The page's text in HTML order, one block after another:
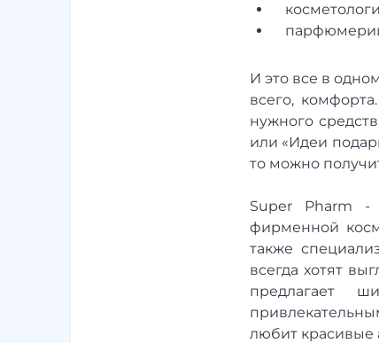
И это все в
всего,
нужного
или «Идеи
то можно
Super Pharm -
фирменной
также
всегда хотят
предлагает
любит красивые